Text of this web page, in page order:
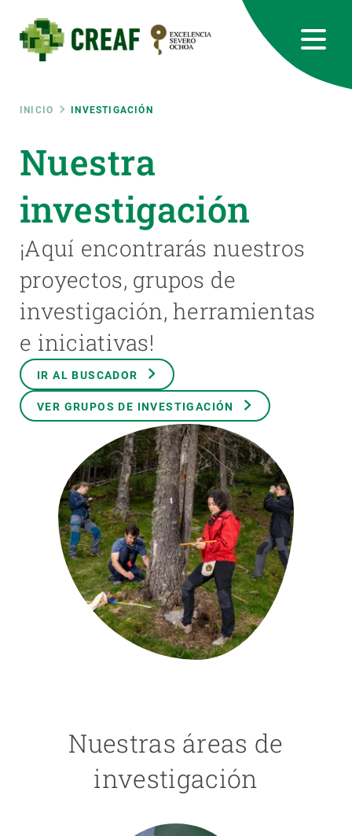
contenido
principal
Ruta
de
navegación
INICIO INVESTIGACIÓN
Nuestra
investigación
¡Aquí encontrarás nuestros
proyectos, grupos de
investigación, herramientas
e iniciativas!
IR AL BUSCADOR
VER GRUPOS DE INVESTIGACIÓN
Nuestras áreas de
investigación
RRSS
Featured
responsive
INTRANET
Responsive
menu
SOBRE NOSOTROS
INVESTIGACIÓN
CIENCIA EN ACCIÓN
ÚNETE A NOSOTROS
PARTICIPA
NOTICIAS Y AGENDA